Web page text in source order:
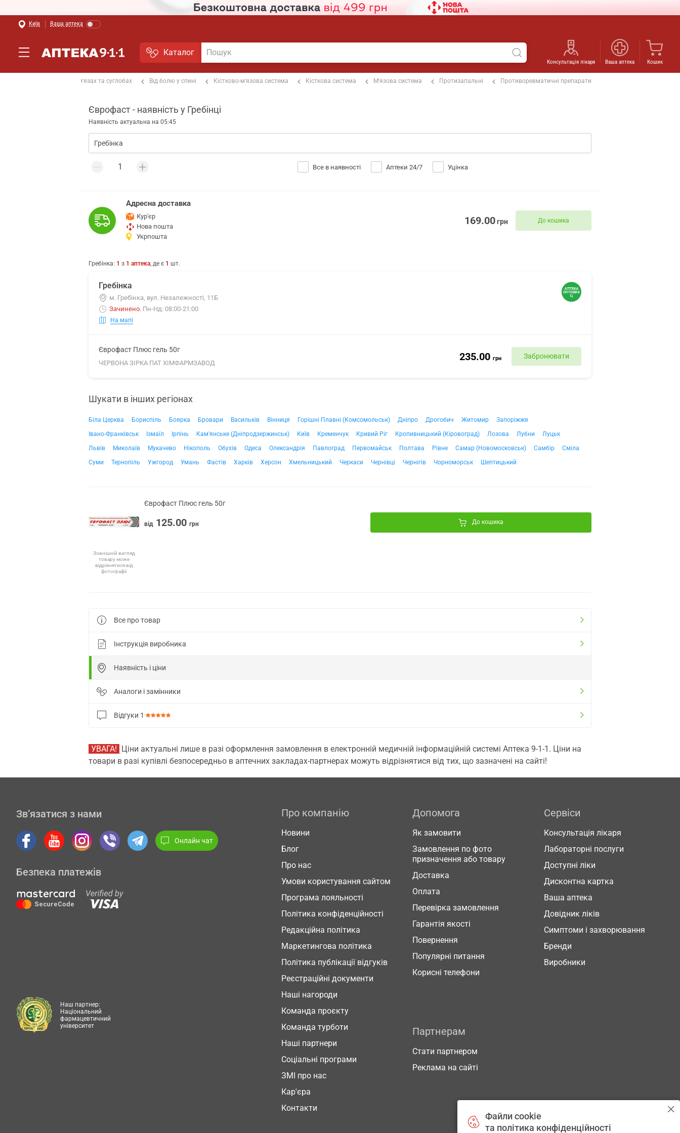
Київ Ваша аптека
Каталог
Консультація лікаря Ваша аптека Кошик
Від болю в м'язах та суглобах Від болю у спині Кістково-м'язова система Кісткова система М'язова система Протизапальні Противоревматичні препарати
Єврофаст - наявність у Гребінці
Наявність актуальна на 05:45
Все в наявності Аптеки 24/7 Уцінка
Адресна доставка
Кур'єр
Нова пошта
Укрпошта
169.00грн До кошика
Гребінка: 1 з 1 аптека, де є 1 шт.
Гребінка
м. Гребінка, вул. Незалежності, 11Б
Зачинено. Пн-Нд: 08:00-21:00
На мапі
Єврофаст Плюс гель 50г
ЧЕРВОНА ЗІРКА ПАТ ХІМФАРМЗАВОД
235.00 грн Забронювати
Шукати в інших регіонах
Біла Церква Бориспіль Боярка Бровари Васильків Вінниця Горішні Плавні (Комсомольськ) Дніпро Дрогобич Житомир
Запоріжжя
Івано-Франківськ
Ізмаїл Ірпінь Кам'янське (Дніпродзержинськ) Київ Кременчук Кривий Ріг Кропивницький (Кіровоград) Лозова Лубни
Луцьк
Львів
Миколаїв Мукачево Нікополь Обухів Одеса Олександрія Павлоград Первомайськ Полтава Рівне Самар (Новомосковськ) Самбір
Сміла
Суми
Тернопіль Ужгород Умань Фастів Харків Херсон Хмельницький Черкаси Чернівці Чернігів Чорноморськ Шептицький
Зовнішній вигляд
товару може
відрізнятися від
фотографії
Єврофаст Плюс гель 50г
від 125.00 грн До кошика
Все про товар
Інструкція виробника
Наявність і ціни
Аналоги і замінники
Відгуки 1
УВАГА! Ціни актуальні лише в разі оформлення замовлення в електронній медичній інформаційній системі Аптека 9-1-1. Ціни на
товари в разі купівлі безпосередньо в аптечних закладах-партнерах можуть відрізнятися від тих, що зазначені на сайті!
Зв’язатися з нами
Онлайн чат
Безпека платежів
Про компанію
Новини
Блог
Про нас
Умови користування сайтом
Програма лояльності
Політика конфіденційності
Редакційна політика
Маркетингова політика
Політика публікації відгуків
Реєстраційні документи
Наші нагороди
Команда проєкту
Команда турботи
Наші партнери
Соціальні програми
ЗМІ про нас
Кар'єра
Контакти
Допомога
Як замовити
Замовлення по фото
призначення або товару
Доставка
Оплата
Перевірка замовлення
Гарантія якості
Повернення
Популярні питання
Корисні телефони
Сервіси
Консультація лікаря
Лабораторні послуги
Доступні ліки
Дисконтна картка
Ваша аптека
Довідник ліків
Симптоми і захворювання
Бренди
Виробники
Партнерам
Стати партнером
Реклама на сайті
Наш партнер:
Національний
фармацевтичний
університет
Файли cookie
та політика конфіденційності